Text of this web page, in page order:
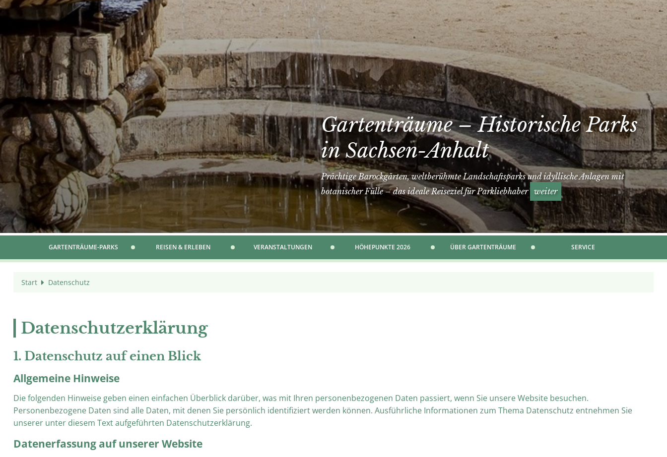
Gartenträume – Historische Parks
in Sachsen-Anhalt
Prächtige Barockgärten, weltberühmte Landschaftsparks und idyllische Anlagen mit
botanischer Fülle – das ideale Reiseziel für Parkliebhaber weiter
GARTENTRÄUME-PARKS REISEN & ERLEBEN VERANSTALTUNGEN HÖHEPUNKTE 2026 ÜBER GARTENTRÄUME SERVICE
Start Datenschutz
Datenschutzerklärung
1. Datenschutz auf einen Blick
Allgemeine Hinweise
Die folgenden Hinweise geben einen einfachen Überblick darüber, was mit Ihren personenbezogenen Daten passiert, wenn Sie unsere Website besuchen.
Personenbezogene Daten sind alle Daten, mit denen Sie persönlich identifiziert werden können. Ausführliche Informationen zum Thema Datenschutz entnehmen Sie
unserer unter diesem Text aufgeführten Datenschutzerklärung.
Datenerfassung auf unserer Website